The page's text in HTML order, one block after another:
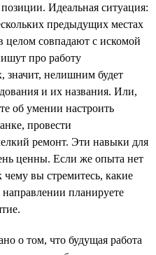
Идеальная ситуация:
предыдущих местах
целом совпадают с искомой
про работу
значит, нелишним будет
и их названия. Или,
об умении настроить
провести
ремонт. Эти навыки для
ценны. Если же опыта нет
чему вы стремитесь, какие
планируете
о том, что будущая работа